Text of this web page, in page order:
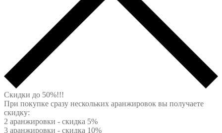
Скидки до 50%!!!
При покупке сразу нескольких аранжировок вы получаете
скидку:
2 аранжировки - скидка 5%
3 аранжировки - скидка 10%